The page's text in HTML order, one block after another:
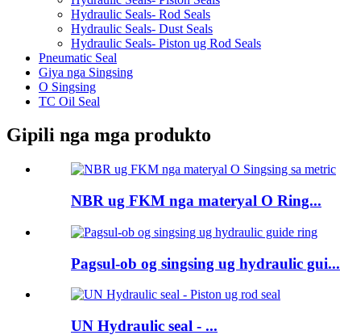
Hydraulic Seals- Rod Seals
Hydraulic Seals- Dust Seals
Hydraulic Seals- Piston ug Rod Seals
Pneumatic Seal
Giya nga Singsing
O Singsing
TC Oil Seal
Gipili nga mga produkto
NBR ug FKM nga materyal O Ring...
Pagsul-ob og singsing ug hydraulic gui...
UN Hydraulic seal - ...